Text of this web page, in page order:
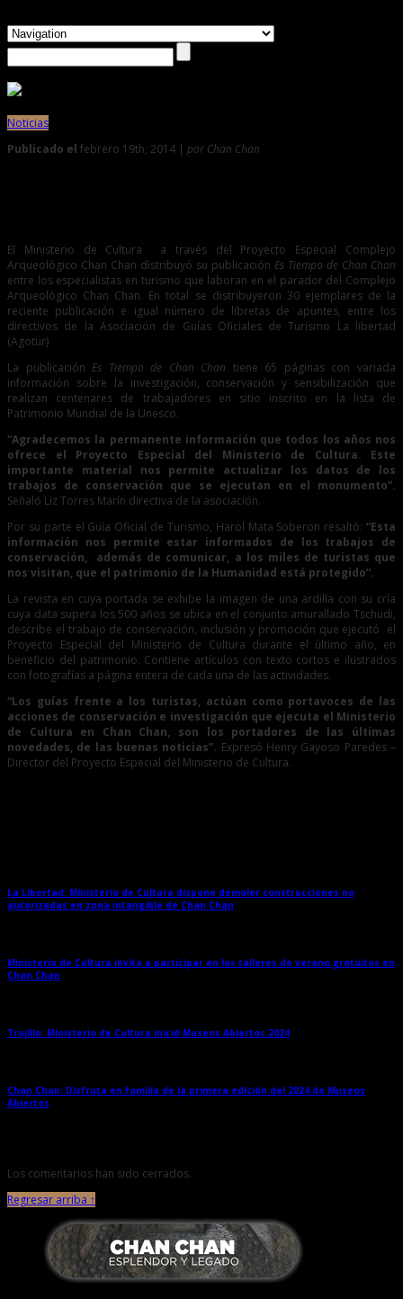
Noticias
Publicado el febrero 19th, 2014 | por Chan Chan
El Ministerio de Cultura a través del Proyecto Especial Complejo
Arqueológico Chan Chan distribuyó su publicación Es Tiempo de Chan Chan
entre los especialistas en turismo que laboran en el parador del Complejo
Arqueológico Chan Chan. En total se distribuyeron 30 ejemplares de la
reciente publicación e igual número de libretas de apuntes, entre los
directivos de la Asociación de Guías Oficiales de Turismo La libertad
(Agotur)
La publicación Es Tiempo de Chan Chan tiene 65 páginas con variada
información sobre la investigación, conservación y sensibilización que
realizan centenares de trabajadores en sitio inscrito en la lista de
Patrimonio Mundial de la Unesco.
“Agradecemos la permanente información que todos los años nos
ofrece el Proyecto Especial del Ministerio de Cultura. Este
importante material nos permite actualizar los datos de los
trabajos de conservación que se ejecutan en el monumento”.
Señaló Liz Torres Marín directiva de la asociación.
Por su parte el Guía Oficial de Turismo, Harol Mata Soberon resaltó: “Esta
información nos permite estar informados de los trabajos de
conservación, además de comunicar, a los miles de turistas que
nos visitan, que el patrimonio de la Humanidad está protegido”.
La revista en cuya portada se exhibe la imagen de una ardilla con su cría
cuya data supera los 500 años se ubica en el conjunto amurallado Tschudi,
describe el trabajo de conservación, inclusión y promoción que ejecutó el
Proyecto Especial del Ministerio de Cultura durante el último año, en
beneficio del patrimonio. Contiene artículos con texto cortos e ilustrados
con fotografías a página entera de cada una de las actividades.
“Los guías frente a los turistas, actúan como portavoces de las
acciones de conservación e investigación que ejecuta el Ministerio
de Cultura en Chan Chan, son los portadores de las últimas
novedades, de las buenas noticias”. Expresó Henry Gayoso Paredes –
Director del Proyecto Especial del Ministerio de Cultura.
La Libertad: Ministerio de Cultura dispone demoler construcciones no
autorizadas en zona intangible de Chan Chan
Ministerio de Cultura invita a participar en los talleres de verano gratuitos en
Chan Chan
Trujillo: Ministerio de Cultura inició Museos Abiertos 2024
Chan Chan: Disfruta en familia de la primera edición del 2024 de Museos
Abiertos
Los comentarios han sido cerrados.
Regresar arriba ↑